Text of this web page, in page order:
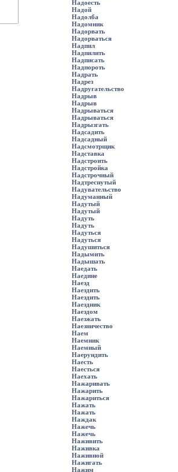
Надоесть
Надой
Надолба
Надомник
Надорвать
Надорваться
Надпил
Надпилить
Надписать
Надпороть
Надрать
Надрез
Надругательство
Надрыв
Надрыв
Надрываться
Надрываться
Надрызгать
Надсадить
Надсадный
Надсмотрщик
Надставка
Надстроить
Надстройка
Надстрочный
Надтреснутый
Надувательство
Надуманный
Надутый
Надутый
Надуть
Надуть
Надуться
Надуться
Надушиться
Надымить
Надышать
Наедать
Наедине
Наезд
Наездить
Наездить
Наездник
Наездом
Наезжать
Наезничество
Наем
Наемник
Наемный
Наерундить
Наесть
Наесться
Наехать
Нажаривать
Нажарить
Нажариться
Нажать
Нажать
Наждак
Нажечь
Нажечь
Наживить
Наживка
Наживной
Нажигать
Нажим